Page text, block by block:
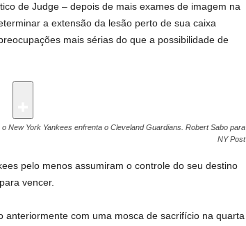
de Judge – depois de mais exames de imagem na
a extensão da lesão perto de sua caixa
mais sérias do que a possibilidade de
New York Yankees enfrenta o Cleveland Guardians. Robert Sabo para
NY Post
pelo menos assumiram o controle do seu destino
vencer.
anteriormente com uma mosca de sacrifício na quarta